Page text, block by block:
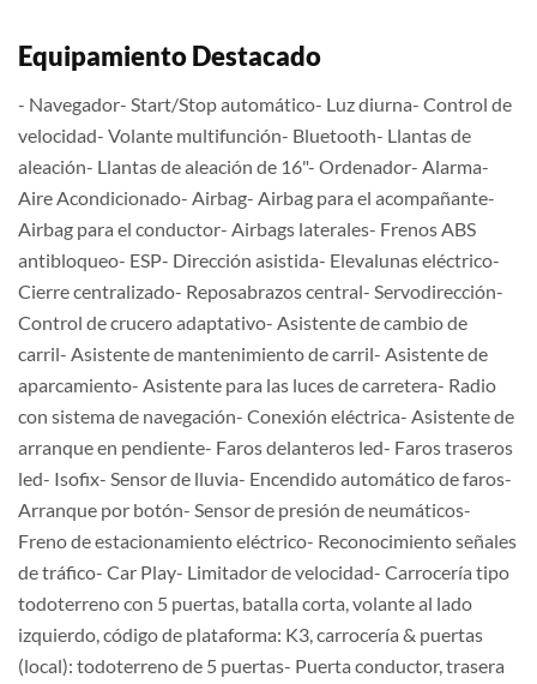
Equipamiento Destacado
- Navegador- Start/Stop automático- Luz diurna- Control de
velocidad- Volante multifunción- Bluetooth- Llantas de
aleación- Llantas de aleación de 16"- Ordenador- Alarma-
Aire Acondicionado- Airbag- Airbag para el acompañante-
Airbag para el conductor- Airbags laterales- Frenos ABS
antibloqueo- ESP- Dirección asistida- Elevalunas eléctrico-
Cierre centralizado- Reposabrazos central- Servodirección-
Control de crucero adaptativo- Asistente de cambio de
carril- Asistente de mantenimiento de carril- Asistente de
aparcamiento- Asistente para las luces de carretera- Radio
con sistema de navegación- Conexión eléctrica- Asistente de
arranque en pendiente- Faros delanteros led- Faros traseros
led- Isofix- Sensor de lluvia- Encendido automático de faros-
Arranque por botón- Sensor de presión de neumáticos-
Freno de estacionamiento eléctrico- Reconocimiento señales
de tráfico- Car Play- Limitador de velocidad- Carrocería tipo
todoterreno con 5 puertas, batalla corta, volante al lado
izquierdo, código de plataforma: K3, carrocería & puertas
(local): todoterreno de 5 puertas- Puerta conductor, trasera